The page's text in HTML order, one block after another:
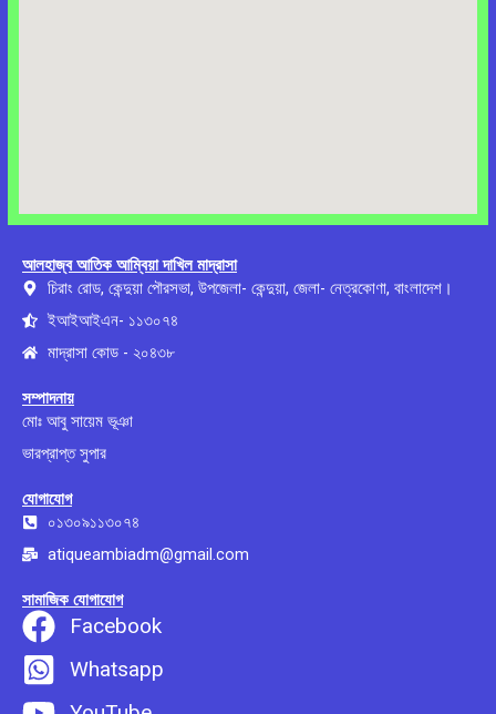
আলহাজ্ব আতিক আম্বিয়া দাখিল মাদ্রাসা
চিরাং রোড, কেন্দুয়া পৌরসভা, উপজেলা- কেন্দুয়া, জেলা- নেত্রকোণা, বাংলাদেশ।
ইআইআইএন- ১১৩০৭৪
মাদ্রাসা কোড - ২০৪৩৮
সম্পাদনায়
মোঃ আবু সায়েম ভূঞা
ভারপ্রাপ্ত সুপার
যোগাযোগ
০১৩০৯১১৩০৭৪
atiqueambiadm@gmail.com
সামাজিক যোগাযোগ
Facebook
Whatsapp